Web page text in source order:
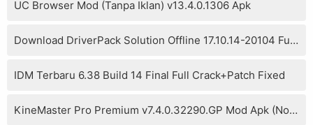
UC Browser Mod (Tanpa Iklan) v13.4.0.1306 Apk
Download DriverPack Solution Offline 17.10.14-20104 Full Version
IDM Terbaru 6.38 Build 14 Final Full Crack+Patch Fixed
KineMaster Pro Premium v7.4.0.32290.GP Mod Apk (No Watermark)